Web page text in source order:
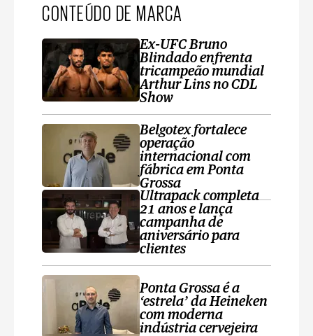
CONTEÚDO DE MARCA
Ex-UFC Bruno
Blindado enfrenta
tricampeão mundial
Arthur Lins no CDL
Show
Belgotex fortalece
operação
internacional com
fábrica em Ponta
Grossa
Ultrapack completa
21 anos e lança
campanha de
aniversário para
clientes
Ponta Grossa é a
‘estrela’ da Heineken
com moderna
indústria cervejeira